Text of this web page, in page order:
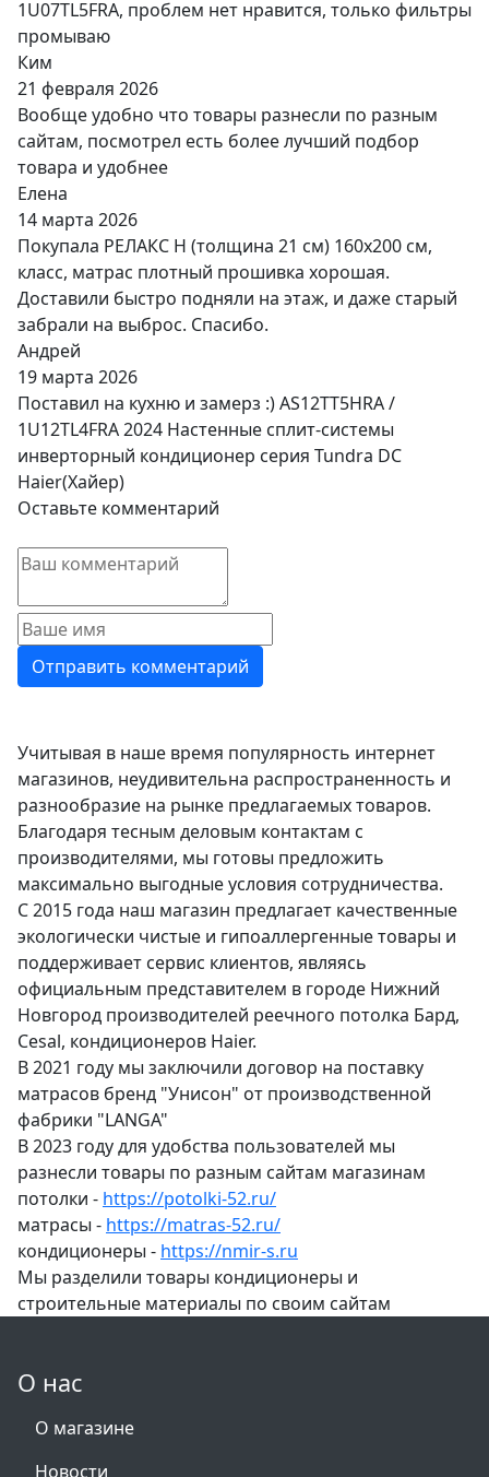
1U07TL5FRA, проблем нет нравится, только фильтры
промываю
Ким
21 февраля 2026
Вообще удобно что товары разнесли по разным
сайтам, посмотрел есть более лучший подбор
товара и удобнее
Елена
14 марта 2026
Покупала РЕЛАКС Н (толщина 21 см) 160х200 см,
класс, матрас плотный прошивка хорошая.
Доставили быстро подняли на этаж, и даже старый
забрали на выброс. Спасибо.
Андрей
19 марта 2026
Поставил на кухню и замерз :) AS12TT5HRA /
1U12TL4FRA 2024 Настенные сплит-системы
инверторный кондиционер серия Tundra DC
Haier(Хайер)
Оставьте комментарий
Учитывая в наше время популярность интернет
магазинов, неудивительна распространенность и
разнообразие на рынке предлагаемых товаров.
Благодаря тесным деловым контактам с
производителями, мы готовы предложить
максимально выгодные условия сотрудничества.
С 2015 года наш магазин предлагает качественные
экологически чистые и гипоаллергенные товары и
поддерживает сервис клиентов, являясь
официальным представителем в городе Нижний
Новгород производителей реечного потолка Бард,
Cesal, кондиционеров Haier.
В 2021 году мы заключили договор на поставку
матрасов бренд "Унисон" от производственной
фабрики "LANGA"
В 2023 году для удобства пользователей мы
разнесли товары по разным сайтам магазинам
потолки - https://potolki-52.ru/
матрасы - https://matras-52.ru/
кондиционеры - https://nmir-s.ru
Мы разделили товары кондиционеры и
строительные материалы по своим сайтам
О нас
О магазине
Новости